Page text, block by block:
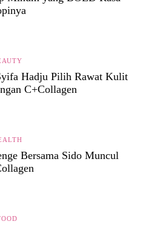
Hadju Pilih Rawat Kulit
C+Collagen
Bersama Sido Muncul